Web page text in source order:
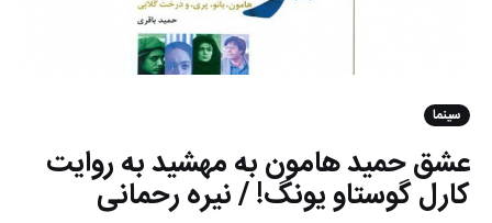
سینما
عشق حمید هامون به مهشید به روایت
کارل گوستاو یونگ! / نیره رحمانی